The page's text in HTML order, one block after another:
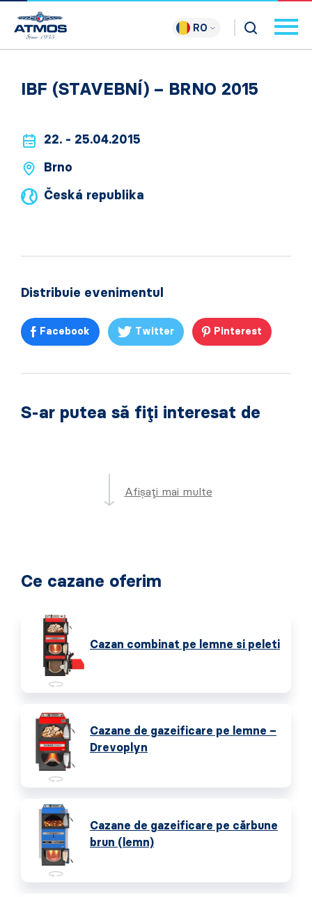
RO
IBF (STAVEBNÍ) – BRNO 2015
22. - 25.04.2015
Brno
Česká republika
Distribuie evenimentul
Facebook Twitter Pinterest
S-ar putea să fiți interesat de
Afișați mai multe
Ce cazane oferim
Cazan combinat pe lemne si peleti
Cazane de gazeificare pe lemne –
Drevoplyn
Cazane de gazeificare pe cărbune
brun (lemn)